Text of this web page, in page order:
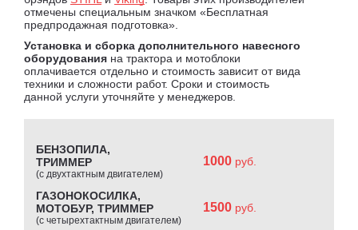
отмечены специальным значком «Бесплатная
предпродажная подготовка».
Установка и сборка дополнительного навесного
оборудования на трактора и мотоблоки
оплачивается отдельно и стоимость зависит от вида
техники и сложности работ. Сроки и стоимость
данной услуги уточняйте у менеджеров.
БЕНЗОПИЛА,
ТРИММЕР
(с двухтактным двигателем)
1000 руб.
ГАЗОНОКОСИЛКА,
МОТОБУР, ТРИММЕР
(с четырехтактным двигателем)
1500 руб.